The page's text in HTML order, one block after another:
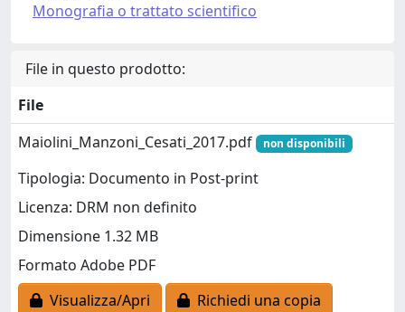
Monografia o trattato scientifico
File in questo prodotto:
File
Maiolini_Manzoni_Cesati_2017.pdf
non disponibili
Tipologia: Documento in Post-print
Licenza: DRM non definito
Dimensione 1.32 MB
Formato Adobe PDF
Visualizza/Apri
Richiedi una copia